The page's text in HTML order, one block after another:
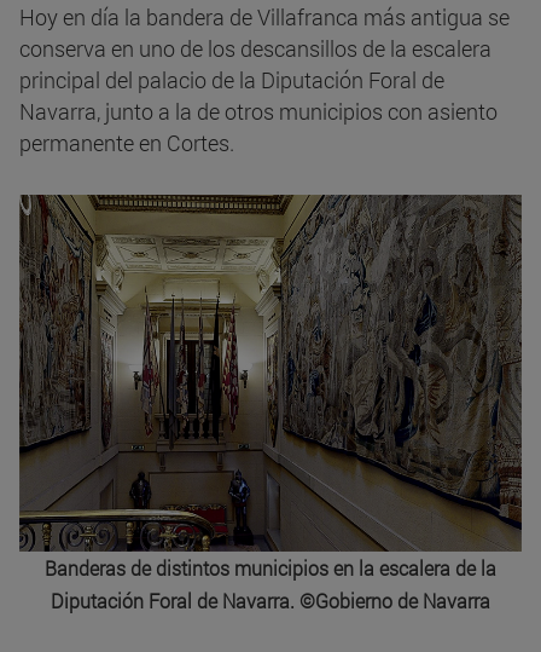
Hoy en día la bandera de Villafranca más antigua se
conserva en uno de los descansillos de la escalera
principal del palacio de la Diputación Foral de
Navarra, junto a la de otros municipios con asiento
permanente en Cortes.
Banderas de distintos municipios en la escalera de la
Diputación Foral de Navarra. ©Gobierno de Navarra